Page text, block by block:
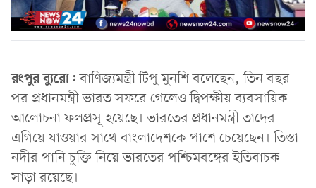
রংপুর ব্যুরো:বাণিজ্যমন্ত্রী টিপু মুনশি বলেছেন, তিন বছর
পর প্রধানমন্ত্রী ভারত সফরে গেলেও দ্বিপক্ষীয় ব্যবসায়িক
আলোচনা ফলপ্রসূ হয়েছে। ভারতের প্রধানমন্ত্রী তাদের
এগিয়ে যাওয়ার সাথে বাংলাদেশকে পাশে চেয়েছেন। তিস্তা
নদীর পানি চুক্তি নিয়ে ভারতের পশ্চিমবঙ্গের ইতিবাচক
সাড়া রয়েছে।